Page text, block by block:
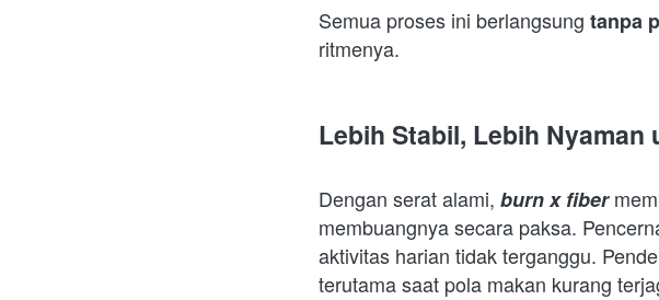
Semua proses ini berlangsung tanpa
ritmenya.
Lebih Stabil, Lebih
Dengan serat alami, burn x fiber
membuangnya secara paksa.
aktivitas harian tidak terganggu.
terutama saat pola makan kurang